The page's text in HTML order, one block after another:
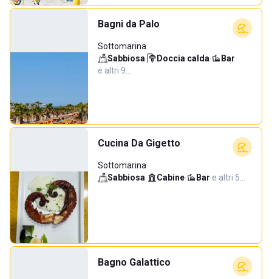
Bagni da Palo
Sottomarina
Sabbiosa· Doccia calda· Bar·
e altri 9…
Cucina Da Gigetto
Sottomarina
Sabbiosa· Cabine· Bar·e altri 5…
Bagno Galattico